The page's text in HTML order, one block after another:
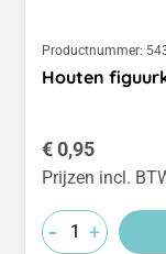
Productnummer:
Houten
Normale prijs:
€ 0,95
Prijzen incl.
- +